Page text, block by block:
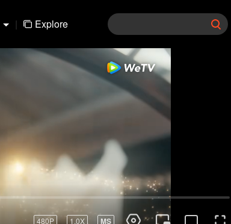
| Explore